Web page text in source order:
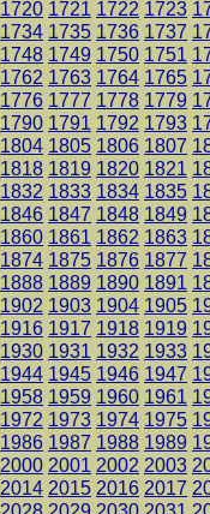
1720 1721 1722 1723
1734 1735 1736 1737
1748 1749 1750 1751
1762 1763 1764 1765
1776 1777 1778 1779
1790 1791 1792 1793
1804 1805 1806 1807
1818 1819 1820 1821
1832 1833 1834 1835
1846 1847 1848 1849
1860 1861 1862 1863
1874 1875 1876 1877
1888 1889 1890 1891
1902 1903 1904 1905
1916 1917 1918 1919
1930 1931 1932 1933
1944 1945 1946 1947
1958 1959 1960 1961
1972 1973 1974 1975
1986 1987 1988 1989
2000 2001 2002 2003
2014 2015 2016 2017